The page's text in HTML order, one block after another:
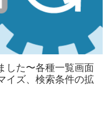
した〜各種一覧画面
イズ、検索条件の拡